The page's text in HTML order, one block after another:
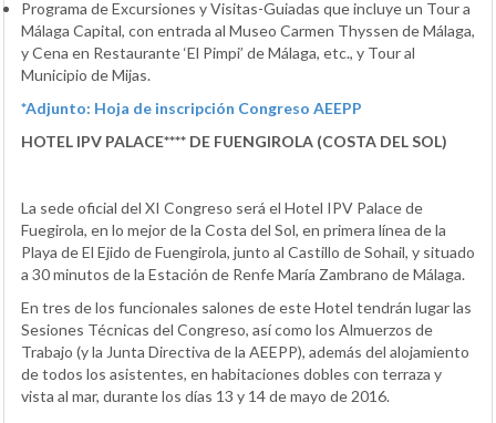
Programa de Excursiones y Visitas-Guiadas que incluye un Tour a
Málaga Capital, con entrada al Museo Carmen Thyssen de Málaga,
y Cena en Restaurante ‘El Pimpi’ de Málaga, etc., y Tour al
Municipio de Mijas.
*Adjunto: Hoja de inscripción Congreso AEEPP
HOTEL IPV PALACE**** DE FUENGIROLA (COSTA DEL SOL)
La sede oficial del XI Congreso será el Hotel IPV Palace de
Fuegirola, en lo mejor de la Costa del Sol, en primera línea de la
Playa de El Ejido de Fuengirola, junto al Castillo de Sohail, y situado
a 30 minutos de la Estación de Renfe María Zambrano de Málaga.
En tres de los funcionales salones de este Hotel tendrán lugar las
Sesiones Técnicas del Congreso, así como los Almuerzos de
Trabajo (y la Junta Directiva de la AEEPP), además del alojamiento
de todos los asistentes, en habitaciones dobles con terraza y
vista al mar, durante los días 13 y 14 de mayo de 2016.